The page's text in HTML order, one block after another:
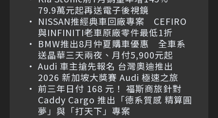
79.9萬元起再送電子後視鏡
NISSAN推經典車回廠專案 CEFIRO
與INFINITI老車原廠零件最低1折
BMW推出8月仲夏購車優惠 全車系
送晶華三天兩夜、月付5,900元起
Audi 車主搶先報名 台灣奧迪推出
2026 新加坡大獎賽 Audi 極速之旅
前三年日付 168 元！ 福斯商旅針對
Caddy Cargo 推出「德系質感 精算圓
夢」與「打天下」專案